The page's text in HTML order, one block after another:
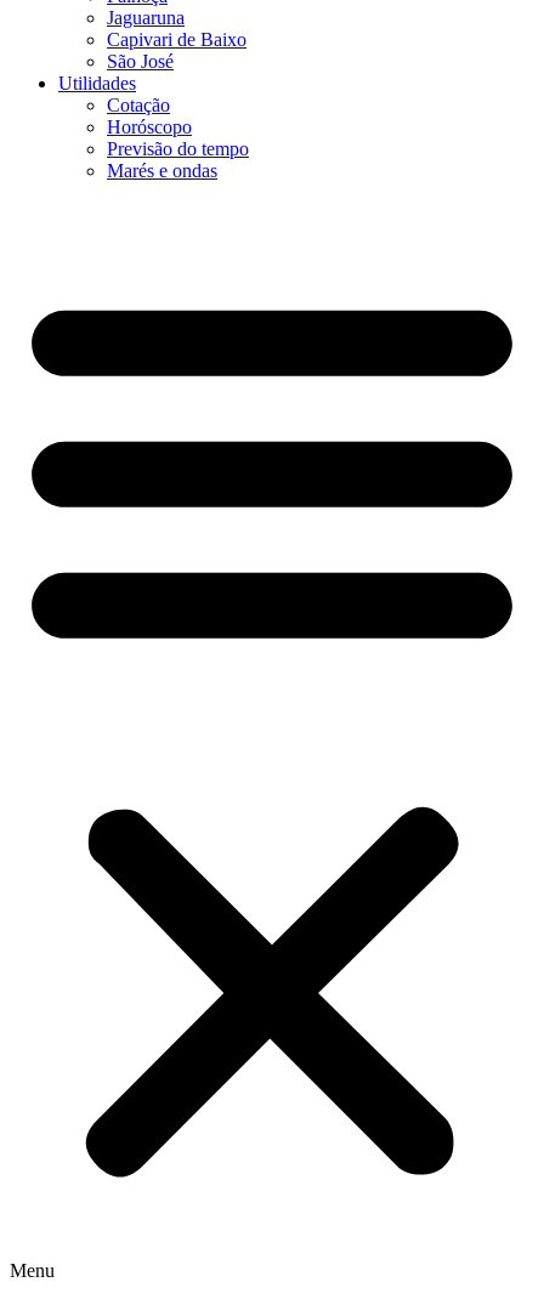
Jaguaruna
Capivari de Baixo
São José
Utilidades
Cotação
Horóscopo
Previsão do tempo
Marés e ondas
Menu